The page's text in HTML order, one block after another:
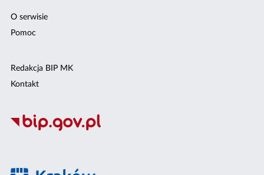
O serwisie
Pomoc
Redakcja BIP MK
Kontakt